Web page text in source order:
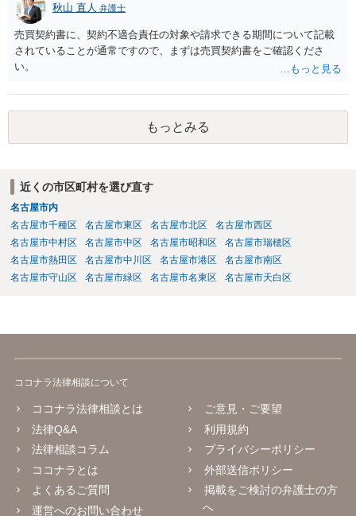
秋山 直人 弁護士
売買契約書に、契約不適合責任の対象や請求できる期間について記載
されていることが通常ですので、まずは売買契約書をご確認くださ
い。
もっとみる
近くの市区町村を選び直す
名古屋市内
名古屋市千種区
名古屋市東区 名古屋市北区
名古屋市西区
名古屋市中村区
名古屋市中区 名古屋市昭和区
名古屋市瑞穂区
名古屋市熱田区
名古屋市中川区 名古屋市港区
名古屋市南区
名古屋市守山区
名古屋市緑区 名古屋市名東区 名古屋市天白区
ココナラ法律相談について
ココナラ法律相談とは
法律Q&A
法律相談コラム
ココナラとは
よくあるご質問
運営へのお問い合わせ
ご意見・ご要望
利用規約
プライバシーポリシー
外部送信ポリシー
掲載をご検討の弁護士の方
へ